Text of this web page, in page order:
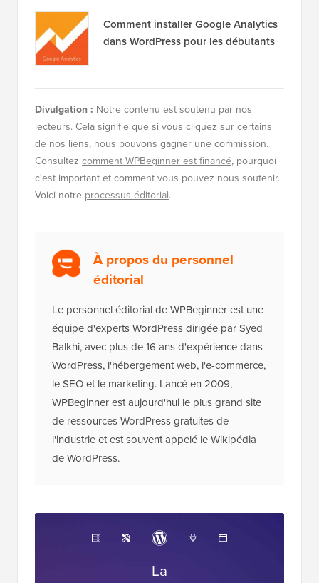
Comment installer Google Analytics
dans WordPress pour les débutants
Divulgation : Notre contenu est soutenu par nos
lecteurs. Cela signifie que si vous cliquez sur certains
de nos liens, nous pouvons gagner une commission.
Consultez comment WPBeginner est financé, pourquoi
c'est important et comment vous pouvez nous soutenir.
Voici notre processus éditorial.
À propos du personnel
éditorial
Le personnel éditorial de WPBeginner est une
équipe d'experts WordPress dirigée par Syed
Balkhi, avec plus de 16 ans d'expérience dans
WordPress, l'hébergement web, l'e-commerce,
le SEO et le marketing. Lancé en 2009,
WPBeginner est aujourd'hui le plus grand site
de ressources WordPress gratuites de
l'industrie et est souvent appelé le Wikipédia
de WordPress.
La